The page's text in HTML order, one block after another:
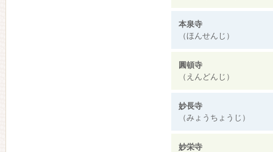
本泉寺
（ほんせんじ）
圓頓寺
（えんどんじ）
妙長寺
（みょうちょうじ）
妙栄寺